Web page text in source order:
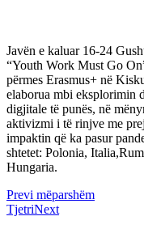
Javën e kaluar 16-24
“Youth Work Must Go
përmes Erasmus+ në
elaborua mbi eksplorimin
digjitale të punës, në
aktivizmi i të rinjve me
impaktin që ka pasur
shtetet: Polonia,
Hungaria.
Previ mëparshëm
TjetriNext